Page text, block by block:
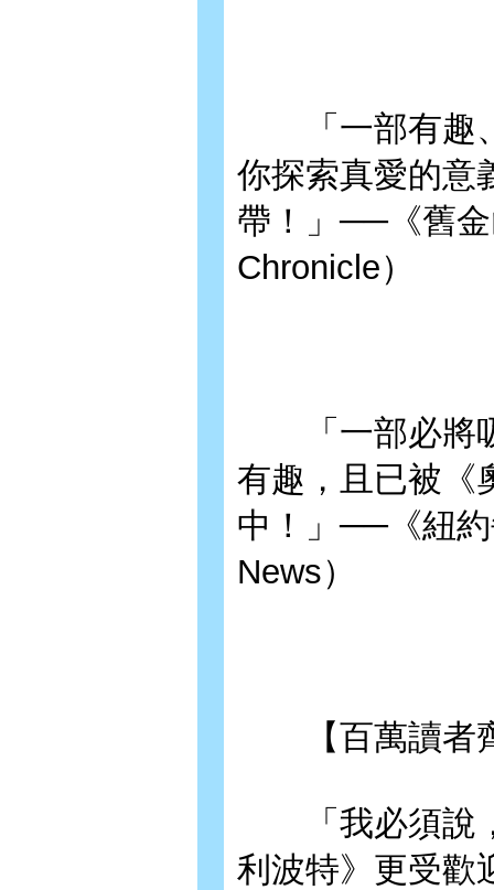
「一部有趣、
你探索真愛的意
帶！」──《舊
Chronicle）
「一部必將
有趣，且已被《
中！」──《紐
News）
【百萬讀者
「我必須說，
利波特》更受